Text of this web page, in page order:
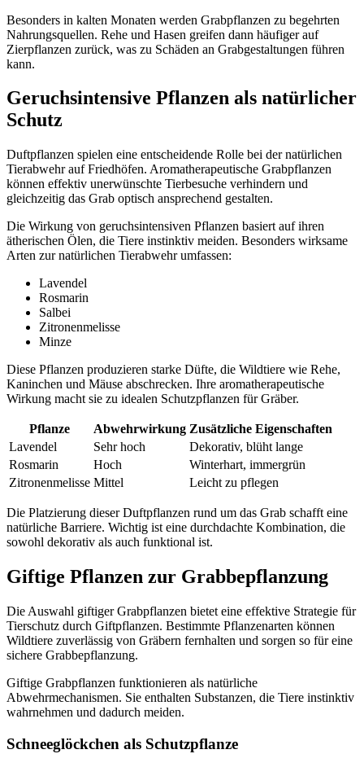
Besonders in kalten Monaten werden Grabpflanzen zu begehrten
Nahrungsquellen. Rehe und Hasen greifen dann häufiger auf
Zierpflanzen zurück, was zu Schäden an Grabgestaltungen führen
kann.
Geruchsintensive Pflanzen als natürlicher
Schutz
Duftpflanzen spielen eine entscheidende Rolle bei der natürlichen
Tierabwehr auf Friedhöfen. Aromatherapeutische Grabpflanzen
können effektiv unerwünschte Tierbesuche verhindern und
gleichzeitig das Grab optisch ansprechend gestalten.
Die Wirkung von geruchsintensiven Pflanzen basiert auf ihren
ätherischen Ölen, die Tiere instinktiv meiden. Besonders wirksame
Arten zur natürlichen Tierabwehr umfassen:
Lavendel
Rosmarin
Salbei
Zitronenmelisse
Minze
Diese Pflanzen produzieren starke Düfte, die Wildtiere wie Rehe,
Kaninchen und Mäuse abschrecken. Ihre aromatherapeutische
Wirkung macht sie zu idealen Schutzpflanzen für Gräber.
Pflanze Abwehrwirkung Zusätzliche Eigenschaften
Lavendel
Sehr hoch
Dekorativ, blüht lange
Rosmarin
Hoch
Winterhart, immergrün
Zitronenmelisse Mittel Leicht zu pflegen
Die Platzierung dieser Duftpflanzen rund um das Grab schafft eine
natürliche Barriere. Wichtig ist eine durchdachte Kombination, die
sowohl dekorativ als auch funktional ist.
Giftige Pflanzen zur Grabbepflanzung
Die Auswahl giftiger Grabpflanzen bietet eine effektive Strategie für
Tierschutz durch Giftpflanzen. Bestimmte Pflanzenarten können
Wildtiere zuverlässig von Gräbern fernhalten und sorgen so für eine
sichere Grabbepflanzung.
Giftige Grabpflanzen funktionieren als natürliche
Abwehrmechanismen. Sie enthalten Substanzen, die Tiere instinktiv
wahrnehmen und dadurch meiden.
Schneeglöckchen als Schutzpflanze